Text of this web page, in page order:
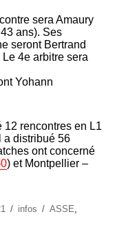
sera Amaury
ans). Ses
seront Bertrand
4e arbitre sera
Yohann
rencontres en L1
a distribué 56
ont concerné
) et Montpellier –
Catégories
infos Étiquettes
ASSE